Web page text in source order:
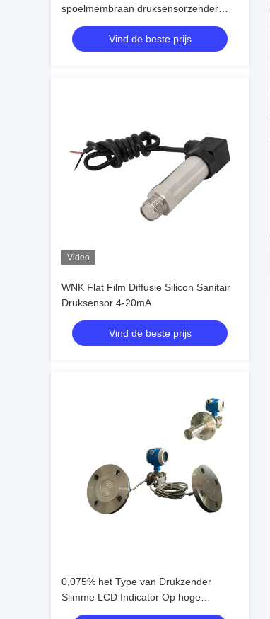
spoelmembraan druksensorzender
voor vloeibaar water, voedsel, melk,
dranken sanitairVind de beste prijs
Video
WNK Flat Film Diffusie Silicon Sanitair
Druksensor 4-20mA
Vind de beste prijs
0,075% het Type van Drukzender
Slimme LCD Indicator Op hoge
temperatuur